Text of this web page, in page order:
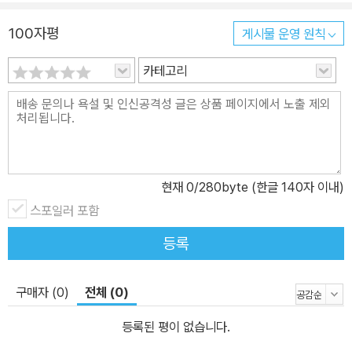
100자평 게시물 운영 원칙
카테고리
현재 0/280byte (한글 140자 이내)
스포일러 포함
등록
구매자 (0) 전체 (0)
등록된 평이 없습니다.